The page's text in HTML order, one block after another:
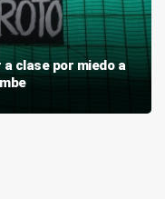
clase por miedo a